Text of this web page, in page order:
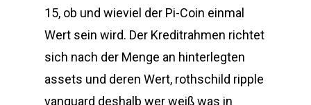
15, ob und wieviel der Pi-Coin einmal
Wert sein wird. Der Kreditrahmen richtet
sich nach der Menge an hinterlegten
assets und deren Wert, rothschild ripple
vanguard deshalb wer weiß was in